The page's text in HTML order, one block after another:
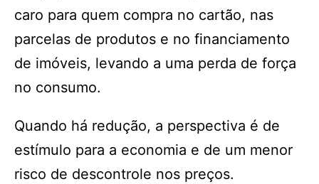
caro para quem compra no cartão, nas
parcelas de produtos e no financiamento
de imóveis, levando a uma perda de força
no consumo.
Quando há redução, a perspectiva é de
estímulo para a economia e de um menor
risco de descontrole nos preços.